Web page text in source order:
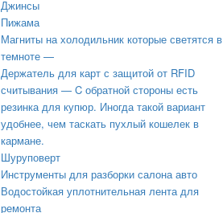
Джинсы
Пижама
Магниты на холодильник которые светятся в
темноте —
Держатель для карт с защитой от RFID
считывания — C обратной стороны есть
резинка для купюр. Иногда такой вариант
удобнее, чем таскать пухлый кошелек в
кармане.
Шуруповерт
Инструменты для разборки салона авто
Водостойкая уплотнительная лента для
ремонта